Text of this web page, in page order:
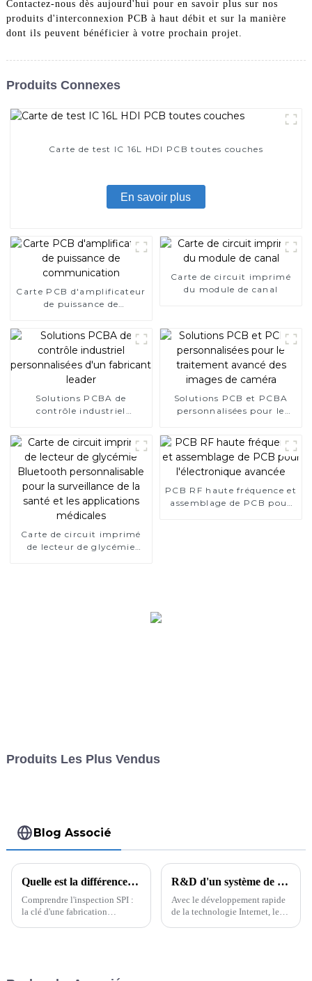
Contactez-nous dès aujourd'hui pour en savoir plus sur nos
produits d'interconnexion PCB à haut débit et sur la manière
dont ils peuvent bénéficier à votre prochain projet.
Produits Connexes
Carte de test IC 16L HDI PCB toutes couches
En savoir plus
Carte PCB d'amplificateur
de puissance de
Carte de circuit imprimé
du module de canal
Solutions PCBA de
contrôle industriel
Solutions PCB et PCBA
personnalisées pour le
Carte de circuit imprimé
de lecteur de glycémie
PCB RF haute fréquence et
assemblage de PCB pour
Produits Les Plus Vendus
Blog Associé
Quelle est la différence entre AOI et SPI20240904
Comprendre l'inspection SPI :
la clé d'une fabrication
R&D d'un système de mesure de la vitesse du réseau à large bande à ondes ultra courtes
Avec le développement rapide
de la technologie Internet, les